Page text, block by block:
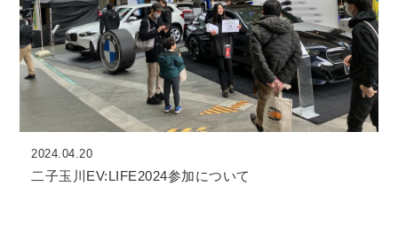
2024.04.20
二子玉川EV:LIFE2024参加について